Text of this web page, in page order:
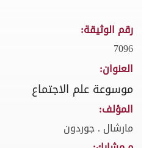
رقم الوثيقة:
7096
العنوان:
موسوعة علم الاجتماع
المؤلف:
مارشال . جوردون